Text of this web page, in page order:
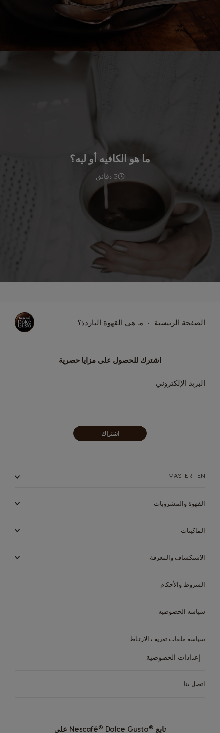
الاستدامة
متجر القهوة الخاص بك
ما هو الكافيه أو ليه؟
3 دقائق
الصفحة الرئيسية ما هي القهوة الباردة؟
اشترك للحصول على مزايا حصرية
سجل
في
نشرتنا
البريد الإلكتروني
اشتراك
MASTER - EN
القهوة والمشروبات
الماكينات
الاستكشاف والمعرفة
تابع ®
Nescafé® Dolce Gusto على
اتصل بنا
الشروط والأحكام
سياسة الخصوصية
سياسة ملفات تعريف الارتباط
إعدادات الخصوصية